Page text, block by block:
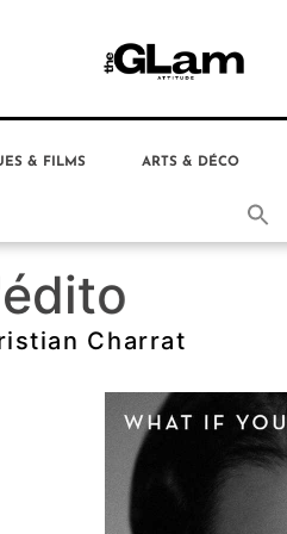
& FILMS ARTS & DÉCO
édito
Charrat